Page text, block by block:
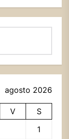
agosto 2026
V
S
1